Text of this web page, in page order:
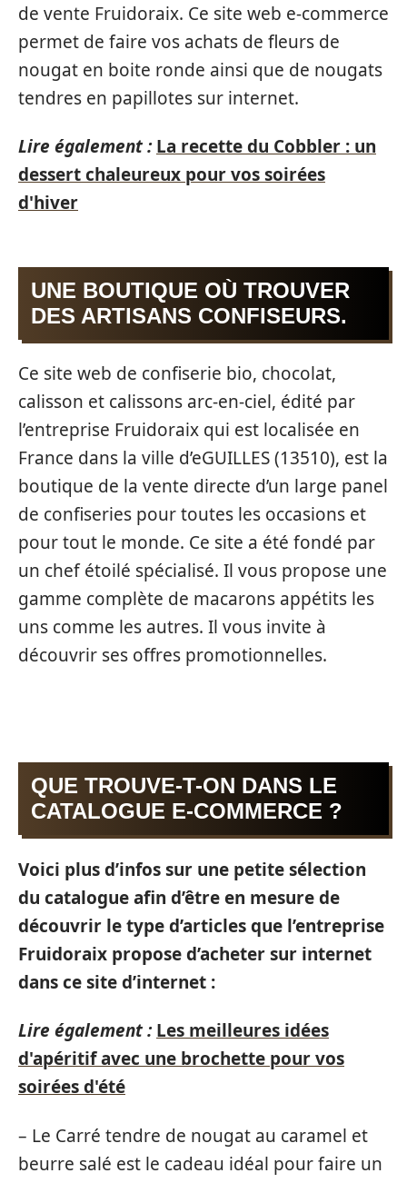
de vente Fruidoraix. Ce site web e-commerce
permet de faire vos achats de fleurs de
nougat en boite ronde ainsi que de nougats
tendres en papillotes sur internet.
Lire également : La recette du Cobbler : un
dessert chaleureux pour vos soirées
d'hiver
UNE BOUTIQUE OÙ TROUVER
DES ARTISANS CONFISEURS.
Ce site web de confiserie bio, chocolat,
calisson et calissons arc-en-ciel, édité par
l’entreprise Fruidoraix qui est localisée en
France dans la ville d’eGUILLES (13510), est la
boutique de la vente directe d’un large panel
de confiseries pour toutes les occasions et
pour tout le monde. Ce site a été fondé par
un chef étoilé spécialisé. Il vous propose une
gamme complète de macarons appétits les
uns comme les autres. Il vous invite à
découvrir ses offres promotionnelles.
QUE TROUVE-T-ON DANS LE
CATALOGUE E-COMMERCE ?
Voici plus d’infos sur une petite sélection
du catalogue afin d’être en mesure de
découvrir le type d’articles que l’entreprise
Fruidoraix propose d’acheter sur internet
dans ce site d’internet :
Lire également : Les meilleures idées
d'apéritif avec une brochette pour vos
soirées d'été
– Le Carré tendre de nougat au caramel et
beurre salé est le cadeau idéal pour faire un